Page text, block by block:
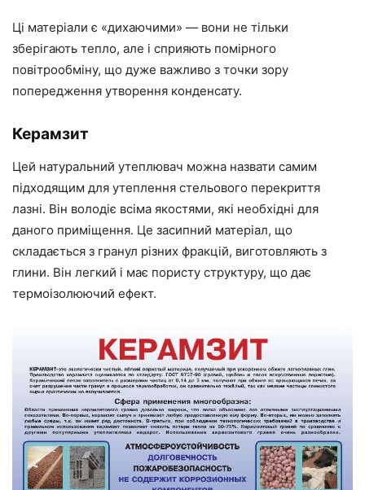
Ці матеріали є «дихаючими» — вони не тільки
зберігають тепло, але і сприяють помірного
повітрообміну, що дуже важливо з точки зору
попередження утворення конденсату.
Керамзит
Цей натуральний утеплювач можна назвати самим
підходящим для утеплення стельового перекриття
лазні. Він володіє всіма якостями, які необхідні для
даного приміщення. Це засипний матеріал, що
складається з гранул різних фракцій, виготовляють з
глини. Він легкий і має пористу структуру, що дає
термоізолюючий ефект.